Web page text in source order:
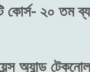
২০ তম
অ্যান্ড